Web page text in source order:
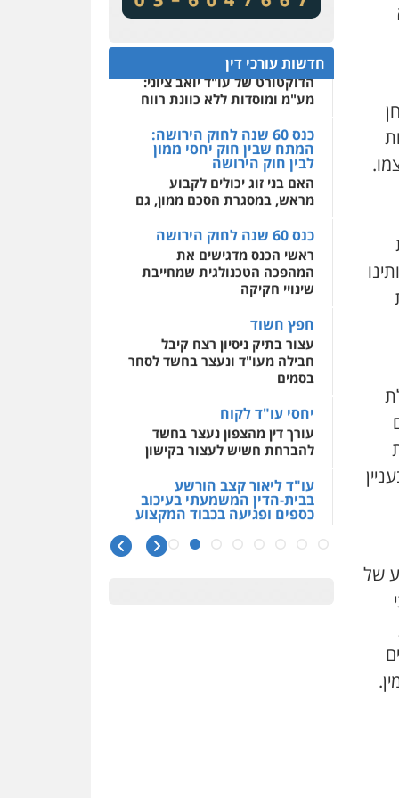
של
שירותים מקצועיים לעורכי
דין
0522508109
אחסון אתרים
מהירות הגנה גיבוי
לעורכי דין
מרכז התחלה חדשה
אסירים עבירות מין
דין
0544500346
חדשות עורכי דין
זכויות צרכנים להגנה על עסקים
תנו וקחו
הדוקטורט של עו"ד יואב ציוני:
מע"מ ומוסדות ללא כוונת רווח
כנס 60 שנה לחוק הירושה:
המתח שבין חוק יחסי ממון
לבין חוק הירושה
האם בני זוג יכולים לקבוע
מראש, במסגרת הסכם ממון, גם
כנס 60 שנה לחוק הירושה
ראשי הכנס מדגישים את
המהפכה הטכנולגית שמחייבת
שינויי חקיקה
חפץ חשוד
עצור בתיק ניסיון רצח קיבל
חבילה מעו"ד ונעצר בחשד לסחר
בסמים
יחסי עו"ד לקוח
עורך דין מהצפון נעצר בחשד
להברחת חשיש לעצור בקישון
עו"ד ליאור קצב הורשע
בבית-הדין המשמעתי בעיכוב
כספים ופגיעה בכבוד המקצוע
חודש בלבד לאחר שהופיע בכנס
לשכת עורכי הדין, קצב הורשע